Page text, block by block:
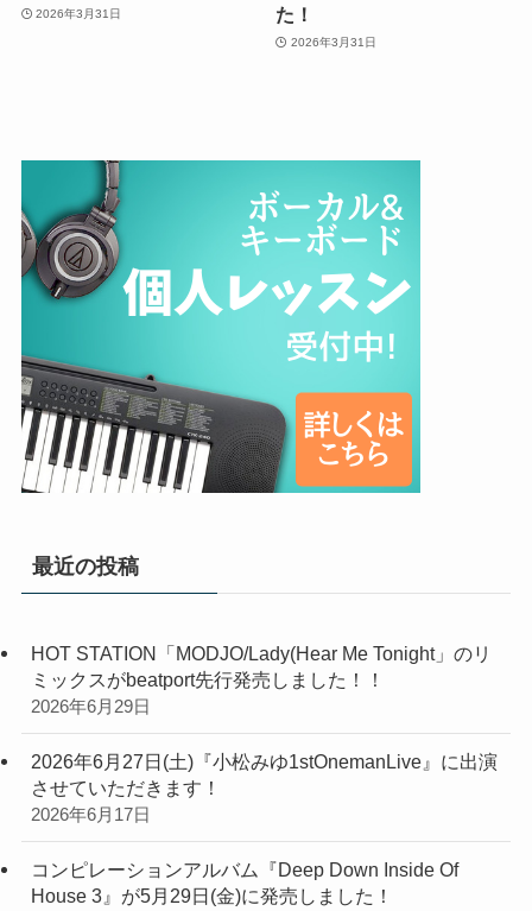
2026年3月31日
た！
2026年3月31日
最近の投稿
HOT STATION「MODJO/Lady(Hear Me Tonight」のリ
ミックスがbeatport先行発売しました！！
2026年6月29日
2026年6月27日(土)『小松みゆ1stOnemanLive』に出演
させていただきます！
2026年6月17日
コンピレーションアルバム『Deep Down Inside Of
House 3』が5月29日(金)に発売しました！